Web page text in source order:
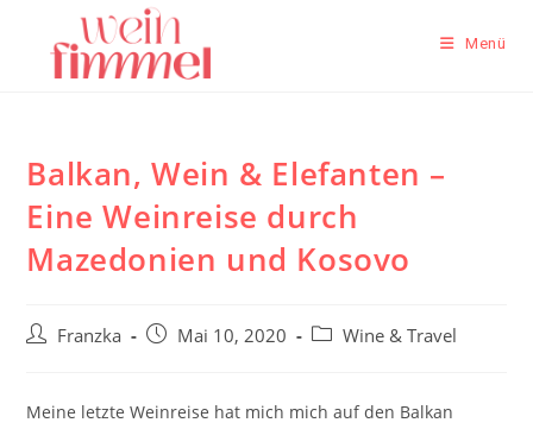
springen
Menü
Balkan, Wein & Elefanten –
Eine Weinreise durch
Mazedonien und Kosovo
Beitrags-
Franzka
BeitragMai 10, 2020
Beitrags-
Wine & Travel
Meine letzte Weinreise hat mich mich auf den Balkan